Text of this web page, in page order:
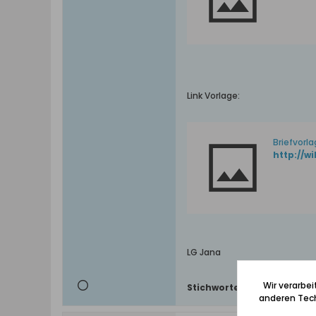
Link Vorlage:
http://
LG Jana
Stichworte: anschreiben,
Wir
anderen